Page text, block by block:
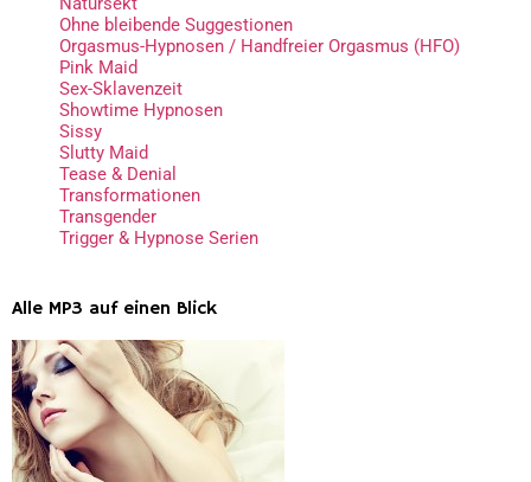
Ohne bleibende Suggestionen
Orgasmus-Hypnosen / Handfreier Orgasmus (HFO)
Pink Maid
Sex-Sklavenzeit
Showtime Hypnosen
Sissy
Slutty Maid
Tease & Denial
Transformationen
Transgender
Trigger & Hypnose Serien
Alle MP3 auf einen Blick